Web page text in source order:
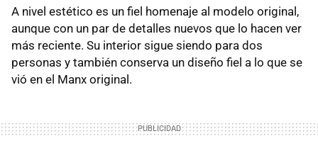
A nivel estético es un fiel homenaje al modelo original,
aunque con un par de detalles nuevos que lo hacen ver
más reciente. Su interior sigue siendo para dos
personas y también conserva un diseño fiel a lo que se
vió en el Manx original.